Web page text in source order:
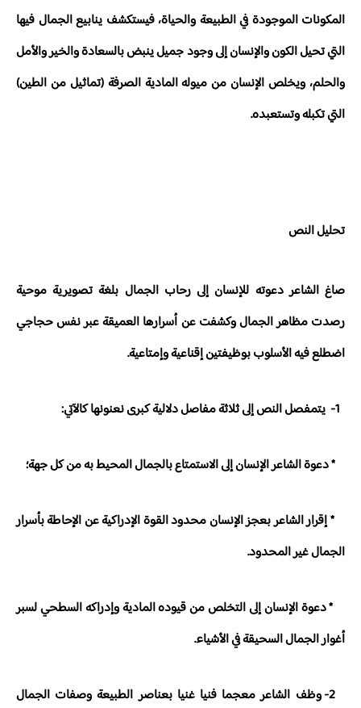
المكونات الموجودة في الطبيعة والحياة، فيستكشف ينابيع الجمال فيها
التي تحيل الكون والإنسان إلى وجود جميل ينبض بالسعادة والخير والأمل
والحلم، ويخلص الإنسان من ميوله المادية الصرفة (تماثيل من الطين)
التي تكبله وتستعبده.
تحليل النص
صاغ الشاعر دعوته للإنسان إلى رحاب الجمال بلغة تصويرية موحية
رصدت مظاهر الجمال وكشفت عن أسرارها العميقة عبر نفس حجاجي
اضطلع فيه الأسلوب بوظيفتين إقناعية وإمتاعية.
* دعوة الشاعر الإنسان إلى الاستمتاع بالجمال المحيط به من كل جهة؛
* إقرار الشاعر بعجز الإنسان محدود القوة الإدراكية عن الإحاطة بأسرار
الجمال غير المحدود.
* دعوة الإنسان إلى التخلص من قيوده المادية وإدراكه السطحي لسبر
أغوار الجمال السحيقة في الأشياء.
2- وظف الشاعر معجما فنيا غنيا بعناصر الطبيعة وصفات الجمال